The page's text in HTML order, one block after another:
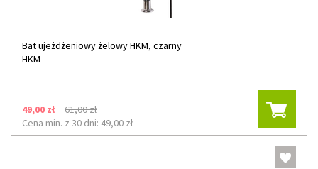
Bat ujeżdżeniowy żelowy HKM, czarny
HKM
49,00 zł
61,00 zł
Cena min. z 30 dni: 49,00 zł